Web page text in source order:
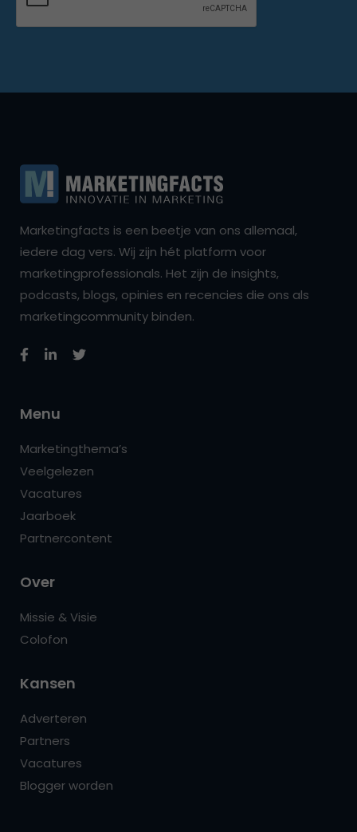
Marketingfacts is een beetje van ons allemaal,
iedere dag vers. Wij zijn hét platform voor
marketingprofessionals. Het zijn de insights,
podcasts, blogs, opinies en recencies die ons als
marketingcommunity binden.
Menu
Marketingthema’s
Veelgelezen
Vacatures
Jaarboek
Partnercontent
Over
Missie & Visie
Colofon
Kansen
Adverteren
Partners
Vacatures
Blogger worden